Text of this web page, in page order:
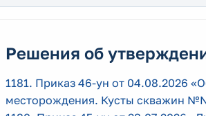
Решения об
1181. Приказ 46-ун от 04.08.2026
месторождения. Кусты скважин